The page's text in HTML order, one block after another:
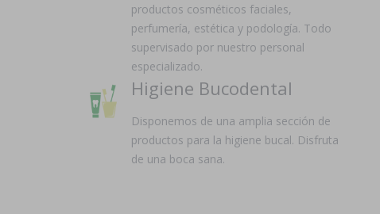
productos cosméticos faciales,
perfumería, estética y podología. Todo
supervisado por nuestro personal
especializado.
Higiene Bucodental
Disponemos de una amplia sección de
productos para la higiene bucal. Disfruta
de una boca sana.